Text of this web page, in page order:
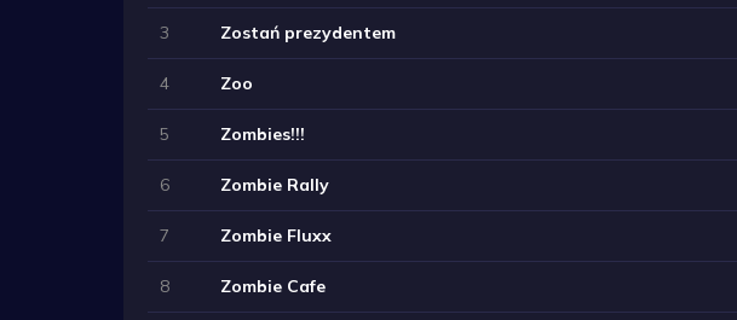
3 Zostań prezydentem
4 Zoo
5 Zombies!!!
6 Zombie Rally
7 Zombie Fluxx
8 Zombie Cafe